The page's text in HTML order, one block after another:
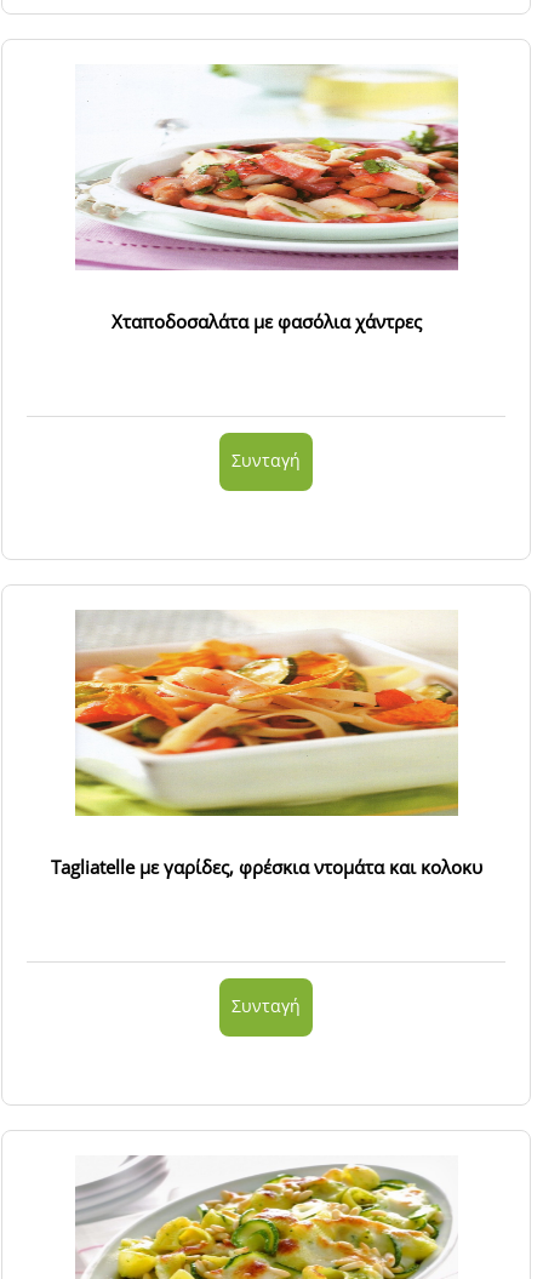
Χταποδοσαλάτα με φασόλια χάντρες
Συνταγή
Tagliatelle με γαρίδες, φρέσκια ντομάτα και κολοκυ
Συνταγή